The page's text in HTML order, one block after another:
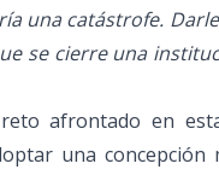
una catástrofe.
se cierre una
afrontado en
una